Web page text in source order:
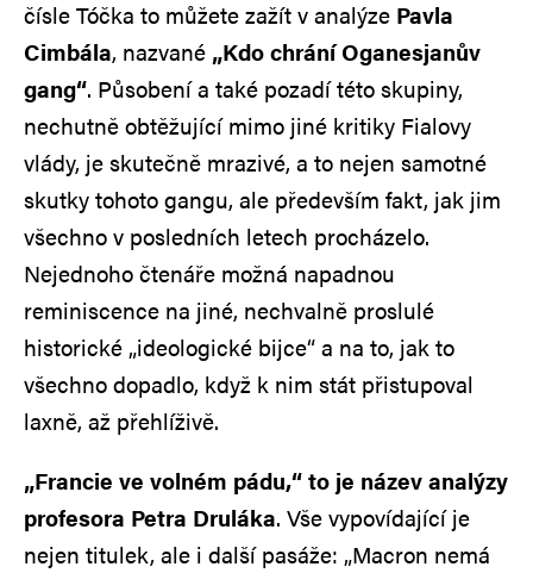
čísle Tóčka to můžete zažít v analýze Pavla
Cimbála, nazvané „Kdo chrání Oganesjanův
gang“. Působení a také pozadí této skupiny,
nechutně obtěžující mimo jiné kritiky Fialovy
vlády, je skutečně mrazivé, a to nejen samotné
skutky tohoto gangu, ale především fakt, jak jim
všechno v posledních letech procházelo.
Nejednoho čtenáře možná napadnou
reminiscence na jiné, nechvalně proslulé
historické „ideologické bijce“ a na to, jak to
všechno dopadlo, když k nim stát přistupoval
laxně, až přehlíživě.
„Francie ve volném pádu,“ to je název analýzy
profesora Petra Druláka. Vše vypovídající je
nejen titulek, ale i další pasáže: „Macron nemá